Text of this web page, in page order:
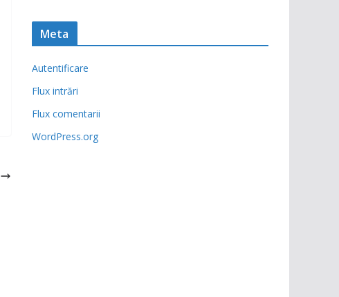
Meta
Autentificare
Flux intrări
Flux comentarii
WordPress.org